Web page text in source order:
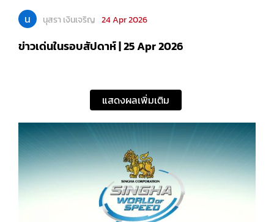
น นุสรา เงินเจริญ 24 Apr 2026
ข่าวเด่นในรอบสัปดาห์ | 25 Apr 2026
แสดงผลเพิ่มเติม